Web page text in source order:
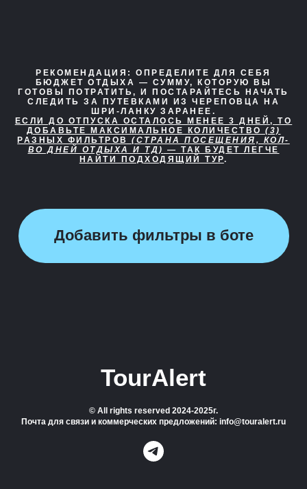
РЕКОМЕНДАЦИЯ:
ОПРЕДЕЛИТЕ ДЛЯ СЕБЯ
БЮДЖЕТ ОТДЫХА — СУММУ, КОТОРУЮ ВЫ
ГОТОВЫ ПОТРАТИТЬ, И ПОСТАРАЙТЕСЬ НАЧАТЬ
СЛЕДИТЬ ЗА ПУТЕВКАМИ ИЗ ЧЕРЕПОВЦА НА
ШРИ-ЛАНКУ ЗАРАНЕЕ.
ЕСЛИ ДО ОТПУСКА ОСТАЛОСЬ МЕНЕЕ 3 ДНЕЙ, ТО
ДОБАВЬТЕ МАКСИМАЛЬНОЕ КОЛИЧЕСТВО (3)
РАЗНЫХ ФИЛЬТРОВ(СТРАНА ПОСЕЩЕНИЯ, КОЛ-
ВО ДНЕЙ ОТДЫХА И ТД) — ТАК БУДЕТ ЛЕГЧЕ
НАЙТИ ПОДХОДЯЩИЙ ТУР.
Добавить фильтры в боте
TourAlert
© All rights reserved 2024-2025г.
Почта для связи и коммерческих предложений: info@touralert.ru